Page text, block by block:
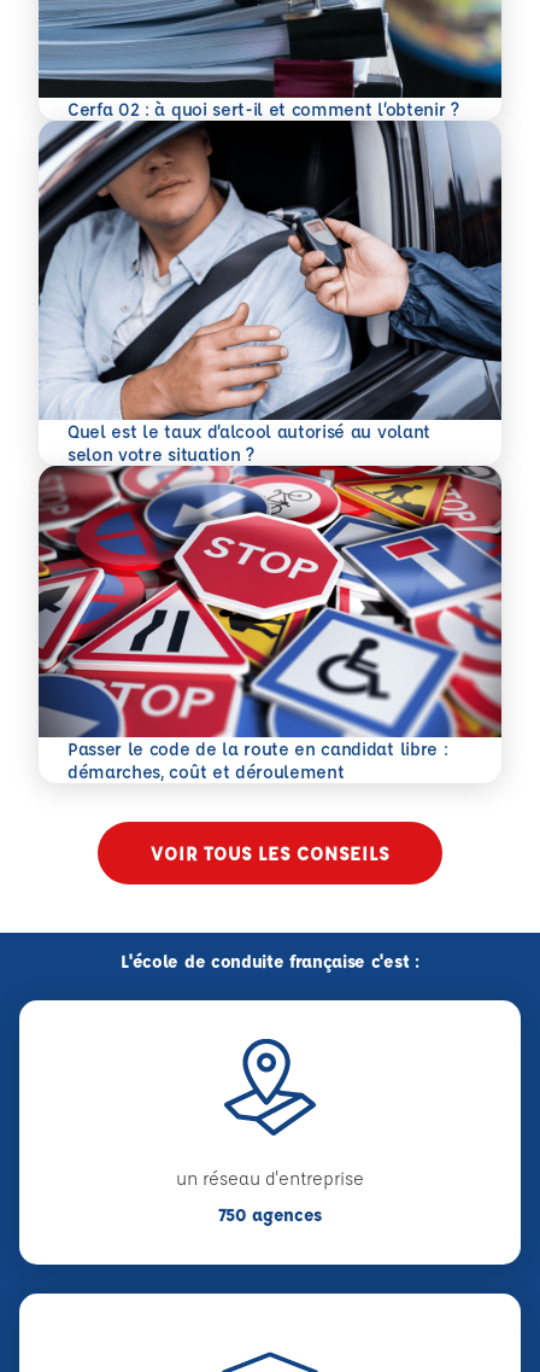
Cerfa 02 : à quoi sert-il et comment l’obtenir ?
En savoir plus
Quel est le taux d’alcool autorisé au volant
selon votre situation ?
En savoir plus
Passer le code de la route en candidat libre :
démarches, coût et déroulement
En savoir plus
VOIR TOUS LES CONSEILS
L'école de conduite française c'est :
un réseau d'entreprise
750 agences